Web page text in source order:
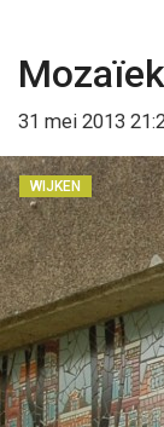
31 mei 2013
WIJKEN